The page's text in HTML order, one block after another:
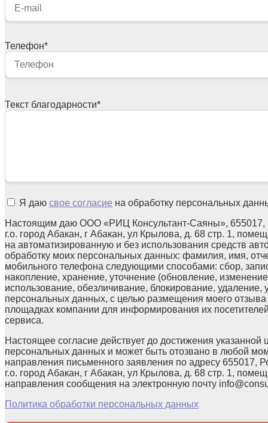
Телефон*
Текст благодарности*
Я даю свое согласие на обработку персональных
Настоящим даю ООО «РИЦ Консультант-Саяны», 655017,
г.о. город Абакан, г Абакан, ул Крылова, д. 68 стр. 1,
на автоматизированную и без использования средств
обработку моих персональных данных: фамилия, имя,
мобильного телефона следующими способами: сбор,
накопление, хранение, уточнение (обновление,
использование, обезличивание, блокирование, удаление,
персональных данных, с целью размещения моего
площадках компании для информирования их
сервиса.
Настоящее согласие действует до достижения указанной
персональных данных и может быть отозвано в любой
направления письменного заявления по адресу 655017,
г.о. город Абакан, г Абакан, ул Крылова, д. 68 стр. 1,
направления сообщения на электронную почту
Политика обработки персональных данных